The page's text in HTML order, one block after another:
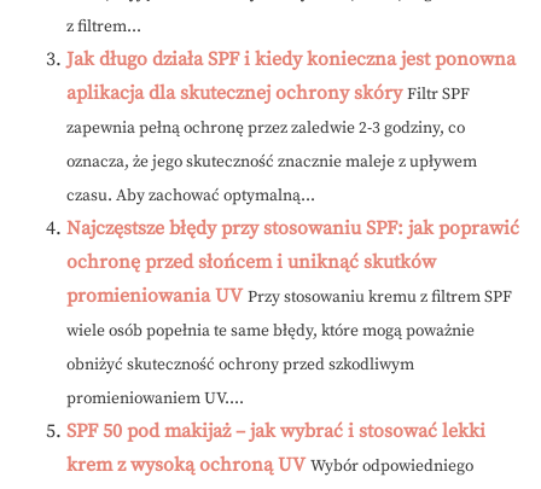
z filtrem...
Jak długo działa SPF i kiedy konieczna jest ponowna
aplikacja dla skutecznej ochrony skóry Filtr SPF
zapewnia pełną ochronę przez zaledwie 2-3 godziny, co
oznacza, że jego skuteczność znacznie maleje z upływem
czasu. Aby zachować optymalną...
Najczęstsze błędy przy stosowaniu SPF: jak poprawić
ochronę przed słońcem i uniknąć skutków
promieniowania UV Przy stosowaniu kremu z filtrem SPF
wiele osób popełnia te same błędy, które mogą poważnie
obniżyć skuteczność ochrony przed szkodliwym
promieniowaniem UV....
SPF 50 pod makijaż – jak wybrać i stosować lekki
krem z wysoką ochroną UV Wybór odpowiedniego